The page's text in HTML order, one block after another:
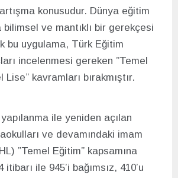
konusudur. Dünya eğitim
bilimsel ve mantıklı bir gerekçesi
bu uygulama, Türk Eğitim
incelenmesi gereken ”Temel
Lise” kavramları bırakmıştır.
ile yeniden açılan
ve devamındaki imam
”Temel Eğitim” kapsamına
itibarı ile 945’i bağımsız, 410’u